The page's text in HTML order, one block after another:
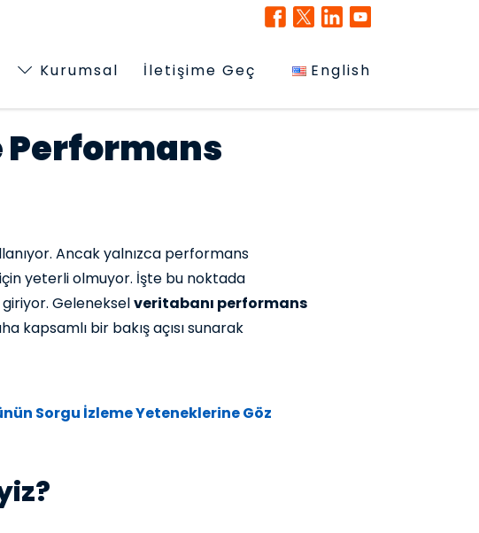
Kurumsal İletişime Geç English
Performans
Ancak yalnızca performans
yeterli olmuyor. İşte bu noktada
Gelenekselveritabanı performans
kapsamlı bir bakış açısı sunarak
Sorgu İzleme Yeteneklerine Göz